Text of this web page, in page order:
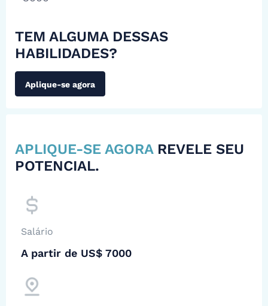
TEM ALGUMA DESSAS
HABILIDADES?
Aplique-se agora
APLIQUE-SE AGORA REVELE SEU
POTENCIAL.
Salário
A partir de US$ 7000